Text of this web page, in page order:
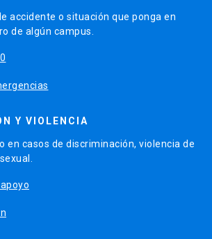
accidente o situación que ponga en
de algún campus.
Y VIOLENCIA
en casos de discriminación, violencia de